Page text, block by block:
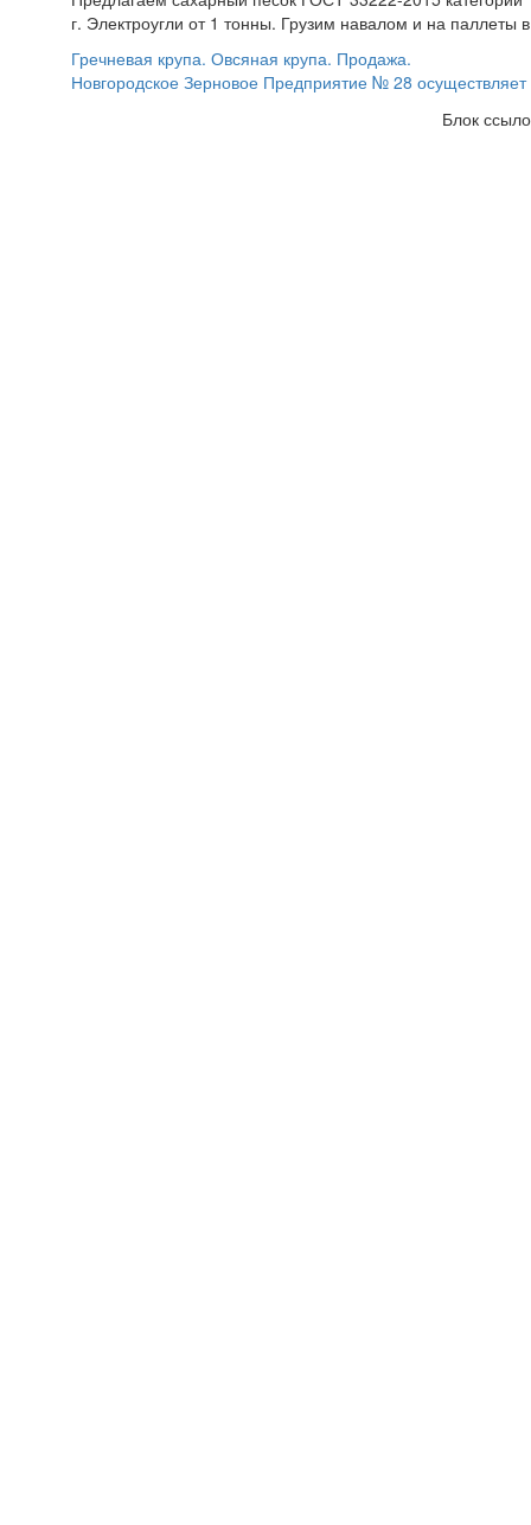
г. Электроугли от 1 тонны. Грузим навалом и на паллеты
Гречневая крупа. Овсяная крупа. Продажа.
Новгородское Зерновое Предприятие № 28
Блок